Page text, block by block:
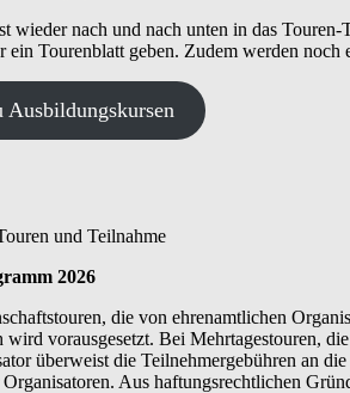
wieder nach und nach unten in das
ein Tourenblatt geben. Zudem werden noch
und Teilnahme
2026
die von ehrenamtlichen
vorausgesetzt. Bei Mehrtagestouren,
überweist die Teilnehmergebühren an
Aus haftungsrechtlichen